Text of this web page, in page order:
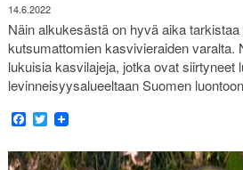
14.6.2022
Näin alkukesästä on hyvä aika
kutsumattomien kasvivieraiden varalta.
lukuisia kasvilajeja, jotka ovat siirtyneet
levinneisyysalueeltaan Suomen
Facebook
Twitter